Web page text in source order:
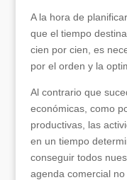
A la hora de
que el tiempo
cien por cien, es
por el orden y la
Al contrario que
económicas, como
productivas, las
en un tiempo
conseguir todos
agenda comercial